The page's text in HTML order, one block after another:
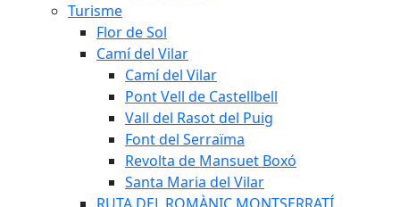
Turisme
Flor de Sol
Camí del Vilar
Camí del Vilar
Pont Vell de Castellbell
Vall del Rasot del Puig
Font del Serraïma
Revolta de Mansuet Boxó
Santa Maria del Vilar